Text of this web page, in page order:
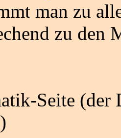
man zu
zu den
Seite (der